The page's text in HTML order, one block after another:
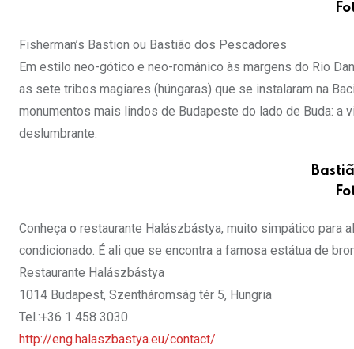
Fisherman’s Bastion ou Bastião dos Pescadores
Em estilo neo-gótico e neo-românico às margens do Rio
as sete tribos magiares (húngaras) que se instalaram na
monumentos mais lindos de Budapeste do lado de Buda: a
deslumbrante.
Conheça o restaurante Halászbástya, muito simpático para
condicionado. É ali que se encontra a famosa estátua de
Restaurante Halászbástya
1014 Budapest, Szentháromság tér 5, Hungria
Tel.:+36 1 458 3030
http://eng.halaszbastya.eu/contact/